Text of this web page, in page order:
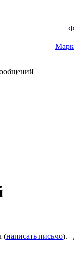
(написать письмо).